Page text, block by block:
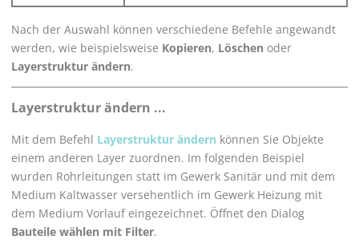
Nach der Auswahl können verschiedene Befehle angewandt
werden, wie beispielsweise Kopieren, Löschen oder
Layerstruktur ändern.
Layerstruktur ändern ...
Mit dem Befehl Layerstruktur ändern können Sie Objekte
einem anderen Layer zuordnen. Im folgenden Beispiel
wurden Rohrleitungen statt im Gewerk Sanitär und mit dem
Medium Kaltwasser versehentlich im Gewerk Heizung mit
dem Medium Vorlauf eingezeichnet. Öffnet den Dialog
Bauteile wählen mit Filter.